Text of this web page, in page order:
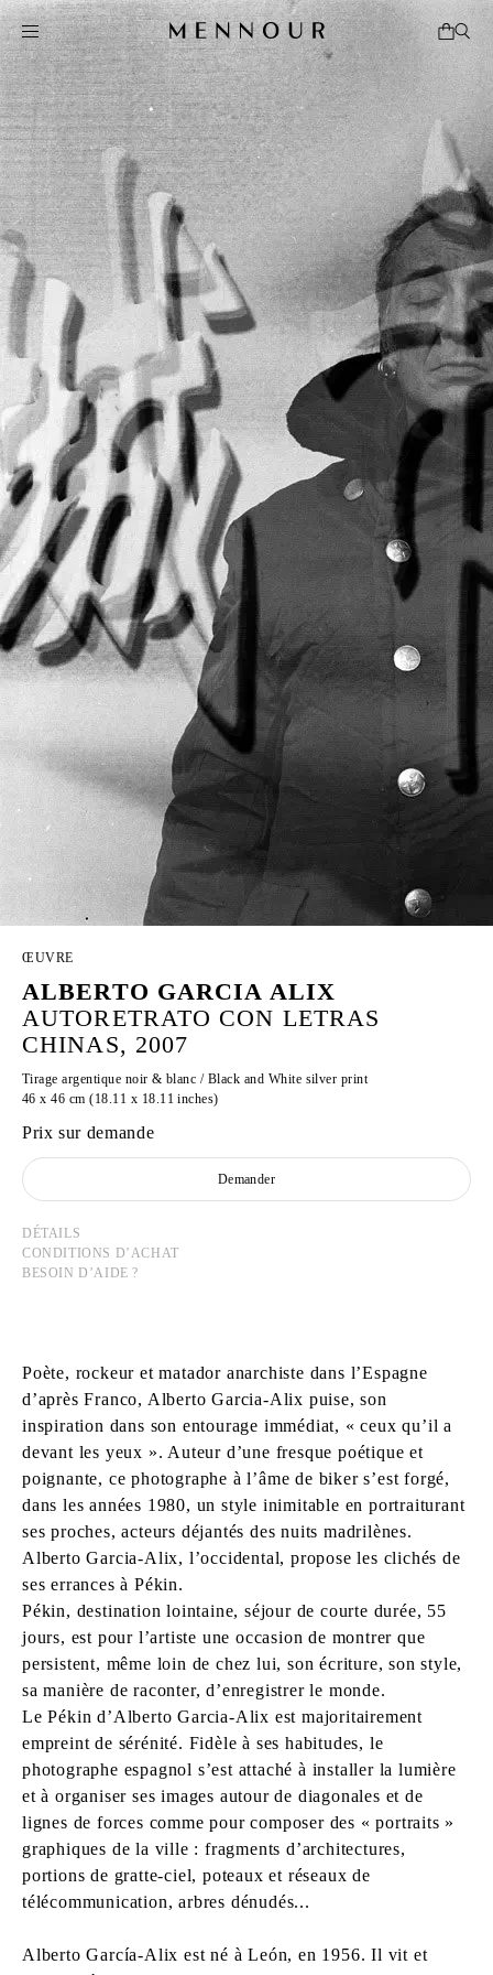
ŒUVRE
ALBERTO GARCIA ALIX
AUTORETRATO CON LETRAS
CHINAS, 2007
Tirage argentique noir & blanc / Black and White silver print
46 x 46 cm (18.11 x 18.11 inches)
Prix sur demande
Demander
DÉTAILS
CONDITIONS D’ACHAT
BESOIN D’AIDE ?
Poète, rockeur et matador anarchiste dans l’Espagne
d’après Franco, Alberto Garcia-Alix puise, son
inspiration dans son entourage immédiat, « ceux qu’il a
devant les yeux ». Auteur d’une fresque poétique et
poignante, ce photographe à l’âme de biker s’est forgé,
dans les années 1980, un style inimitable en portraiturant
ses proches, acteurs déjantés des nuits madrilènes.
Alberto Garcia-Alix, l’occidental, propose les clichés de
ses errances à Pékin.
Pékin, destination lointaine, séjour de courte durée, 55
jours, est pour l’artiste une occasion de montrer que
persistent, même loin de chez lui, son écriture, son style,
sa manière de raconter, d’enregistrer le monde.
Le Pékin d’Alberto Garcia-Alix est majoritairement
empreint de sérénité. Fidèle à ses habitudes, le
photographe espagnol s’est attaché à installer la lumière
et à organiser ses images autour de diagonales et de
lignes de forces comme pour composer des « portraits »
graphiques de la ville : fragments d’architectures,
portions de gratte-ciel, poteaux et réseaux de
télécommunication, arbres dénudés...
Alberto García-Alix est né à León, en 1956. Il vit et